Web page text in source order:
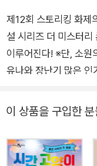
제12회 스토리킹 화제의 본심작 비룡소의 새
설 시리즈 더 미스터리 론칭! ‘행운음원’에 소원을
이루어진다! ※단, 소원의 대가에
유나와 장난기 많은 인기 유튜버 민재
서… 지금의 어린이들
는 사실이 무엇보다도
주는, 이런 작품을 만날
이 상품을 구입한